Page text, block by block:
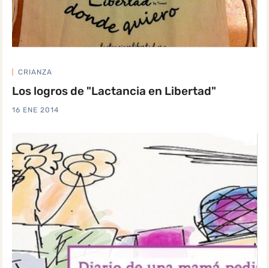
CRIANZA
Los logros de "Lactancia en Libertad"
16 ENE 2014